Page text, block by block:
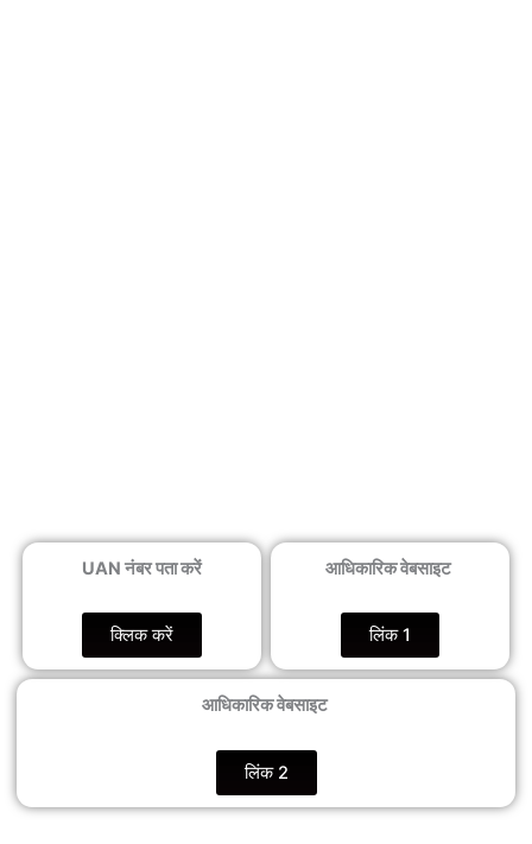
UAN नंबर पता करें
क्लिक करें
आधिकारिक वेबसाइट
लिंक 1
आधिकारिक वेबसाइट
लिंक 2